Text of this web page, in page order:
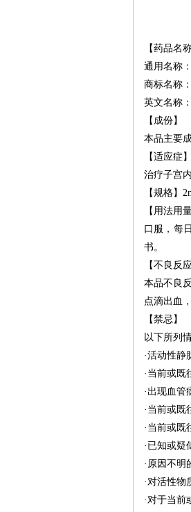
【药品名称
通用名称
商标名称
英文名称
【成份】
本品主要
【适应症】
治疗子宫
【规格】
【用法用量
口服，每
书。
【不良反应
本品不良
点滴出血
【禁忌】
以下所列
·活动性静
·当前或既
·出现血管
·当前或既
·当前或既
·已知或疑
·原因不明
·对活性物
·对于当前